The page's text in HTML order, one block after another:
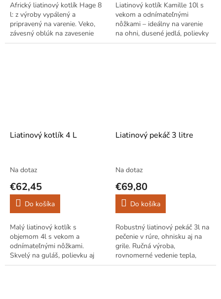
Africký liatinový kotlík Hage 8
l: z výroby vypálený a
pripravený na varenie. Veko,
závesný oblúk na zavesenie
nad oheň a integrované nôžky
Liatinový kotlík Kamille 10l s
vekom a odnímateľnými
nôžkami – ideálny na varenie
na ohni, dusené jedlá, polievky
aj guláša. Stabilný, odolný a
Liatinový kotlík 4 L
Na dotaz
€62,45
Do košíka
Malý liatinový kotlík s
objemom 4l s vekom a
odnímateľnými nôžkami.
Skvelý na guláš, polievku aj
dusené mäso. Ideálne na
Liatinový pekáč 3 litre
Na dotaz
€69,80
Do košíka
Robustný liatinový pekáč 3l na
pečenie v rúre, ohnisku aj na
grile. Ručná výroba,
rovnomerné vedenie tepla,
ideálne na mäso, zemiaky aj